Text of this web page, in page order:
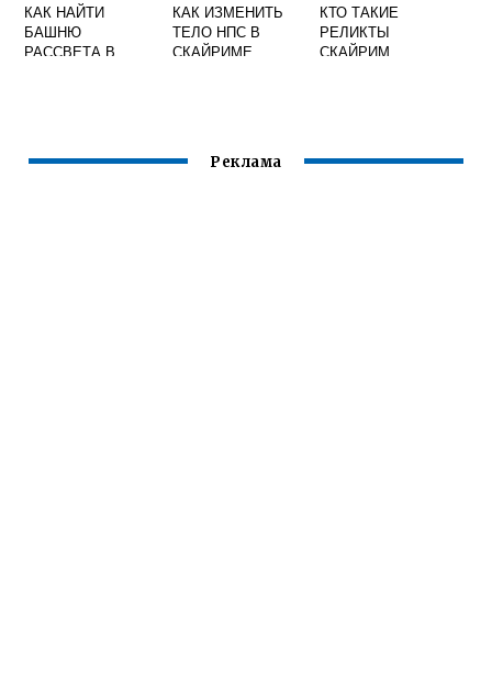
КАК НАЙТИ
БАШНЮ
РАССВЕТА В
КАК ИЗМЕНИТЬ
ТЕЛО НПС В
СКАЙРИМЕ
КТО ТАКИЕ
РЕЛИКТЫ
СКАЙРИМ
Реклама